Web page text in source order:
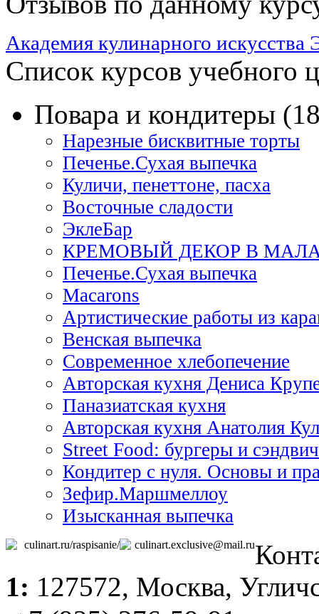
Академия кулинарного искусства
Список курсов учебного
Повара и кондитеры
Нарезные бисквитные торты
Печенье.Сухая выпечка
Куличи, пенеттоне, пасха
Восточные сладости
ЭклеБар
КРЕМОВЫЙ ДЕКОР В
Печенье.Сухая выпечка
Macarons
Артистические работы из
Венская выпечка
Современное хлебопечение
Авторская кухня Дениса
Паназиатская кухня
Авторская кухня Анатолия
Street Food: бургеры и
Кондитер с нуля. Основы и
Зефир.Маршмеллоу
Изысканная выпечка
culinart.ru/raspisanie/ culinart.exclusive@mail.ru
1: 127572, Москва,